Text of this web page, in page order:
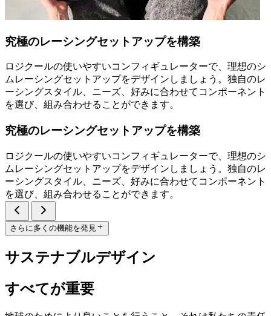
究極のレーシングセットアップを構築
ロジクールの使いやすいコンフィギュレーターで、理想のシ
ムレーシングセットアップをデザインしましょう。独自のレ
ーシングスタイル、ニーズ、好みに合わせてコンポーネント
を選び、組み合わせることができます。
究極のレーシングセットアップを構築
ロジクールの使いやすいコンフィギュレーターで、理想のシ
ムレーシングセットアップをデザインしましょう。独自のレ
ーシングスタイル、ニーズ、好みに合わせてコンポーネント
を選び、組み合わせることができます。
さらに多くの機能を発見
サステナブルデザイン
すべてが重要